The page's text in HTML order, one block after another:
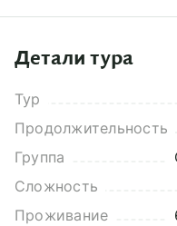
Детали тура
Тур
Продолжительность
Группа
Сложность
Проживание